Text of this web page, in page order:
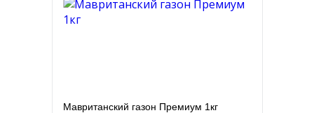
Мавританский газон Премиум 1кг